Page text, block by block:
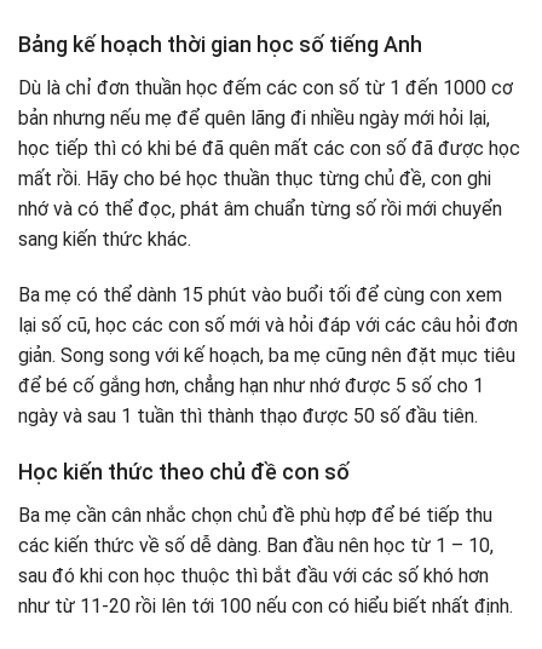
Bảng kế hoạch thời gian học số tiếng Anh
Dù là chỉ đơn thuần học đếm các con số từ 1 đến 1000 cơ
bản nhưng nếu mẹ để quên lãng đi nhiều ngày mới hỏi lại,
học tiếp thì có khi bé đã quên mất các con số đã được học
mất rồi. Hãy cho bé học thuần thục từng chủ đề, con ghi
nhớ và có thể đọc, phát âm chuẩn từng số rồi mới chuyển
sang kiến thức khác.
Ba mẹ có thể dành 15 phút vào buổi tối để cùng con xem
lại số cũ, học các con số mới và hỏi đáp với các câu hỏi đơn
giản. Song song với kế hoạch, ba mẹ cũng nên đặt mục tiêu
để bé cố gắng hơn, chẳng hạn như nhớ được 5 số cho 1
ngày và sau 1 tuần thì thành thạo được 50 số đầu tiên.
Học kiến thức theo chủ đề con số
Ba mẹ cần cân nhắc chọn chủ đề phù hợp để bé tiếp thu
các kiến thức về số dễ dàng. Ban đầu nên học từ 1 – 10,
sau đó khi con học thuộc thì bắt đầu với các số khó hơn
như từ 11-20 rồi lên tới 100 nếu con có hiểu biết nhất định.